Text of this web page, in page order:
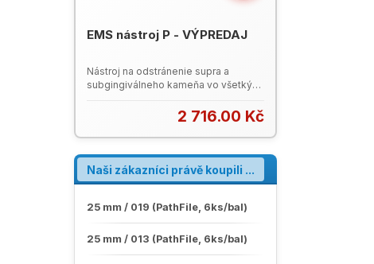
16615 Riedenie: 1% (100 litrov
amóniových zlúčenín, pomocných
látok a vody
EMS nástroj P - VÝPREDAJ
Nástroj na odstránenie supra a
subgingiválneho kameňa vo všetkých
2 716.00 Kč
Naši zákazníci právě koupili ...
25 mm / 019 (PathFile, 6ks/bal)
25 mm / 013 (PathFile, 6ks/bal)